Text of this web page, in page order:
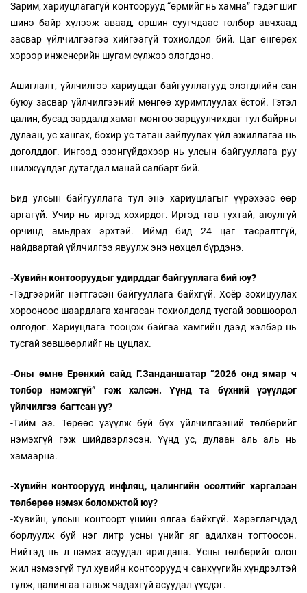
Зарим, хариуцлагагүй контоорууд “өрмийг нь хамна” гэдэг шиг
шинэ байр хүлээж аваад, оршин суугчдаас төлбөр авчхаад
засвар үйлчилгээгээ хийгээгүй тохиолдол бий. Цаг өнгөрөх
хэрээр инженерийн шугам сүлжээ элэгдэнэ.
Ашиглалт, үйлчилгээ хариуцдаг байгууллагууд элэгдлийн сан
буюу засвар үйлчилгээний мөнгөө хуримтлуулах ёстой. Гэтэл
цалин, бусад зардалд хамаг мөнгөө зарцуулчихдаг тул байрны
дулаан, ус хангах, бохир ус татан зайлуулах үйл ажиллагаа нь
доголддог. Ингээд эзэнгүйдэхээр нь улсын байгууллага руу
шилжүүлдэг дутагдал манай салбарт бий.
Бид улсын байгууллага тул энэ хариуцлагыг үүрэхээс өөр
аргагүй. Учир нь иргэд хохирдог. Иргэд тав тухтай, аюулгүй
орчинд амьдрах эрхтэй. Иймд бид 24 цаг тасралтгүй,
найдвартай үйлчилгээ явуулж энэ нөхцөл бүрдэнэ.
-Хувийн контооруудыг удирддаг байгууллага бий юу?
-Тэдгээрийг нэгтгэсэн байгууллага байхгүй. Хоёр зохицуулах
хорооноос шаардлага хангасан тохиолдолд тусгай зөвшөөрөл
олгодог. Хариуцлага тооцож байгаа хамгийн дээд хэлбэр нь
тусгай зөвшөөрлийг нь цуцлах.
-Оны өмнө Ерөнхий сайд Г.Занданшатар “2026 онд ямар ч
төлбөр нэмэхгүй” гэж хэлсэн. Үүнд та бүхний үзүүлдэг
үйлчилгээ багтсан уу?
-Тийм ээ. Төрөөс үзүүлж буй бүх үйлчилгээний төлбөрийг
нэмэхгүй гэж шийдвэрлэсэн. Үүнд ус, дулаан аль аль нь
хамаарна.
-Хувийн контоорууд инфляц, цалингийн өсөлтийг харгалзан
төлбөрөө нэмэх боломжтой юу?
-Хувийн, улсын контоорт үнийн ялгаа байхгүй. Хэрэглэгчдэд
борлуулж буй нэг литр усны үнийг яг адилхан тогтоосон.
Нийтэд нь л нэмэх асуудал яригдана. Усны төлбөрийг олон
жил нэмээгүй тул хувийн контоорууд ч санхүүгийн хүндрэлтэй
тулж, цалингаа тавьж чадахгүй асуудал үүсдэг.